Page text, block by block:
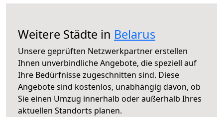
Weitere Städte in Belarus
Unsere geprüften Netzwerkpartner erstellen
Ihnen unverbindliche Angebote, die speziell auf
Ihre Bedürfnisse zugeschnitten sind. Diese
Angebote sind kostenlos, unabhängig davon, ob
Sie einen Umzug innerhalb oder außerhalb Ihres
aktuellen Standorts planen.